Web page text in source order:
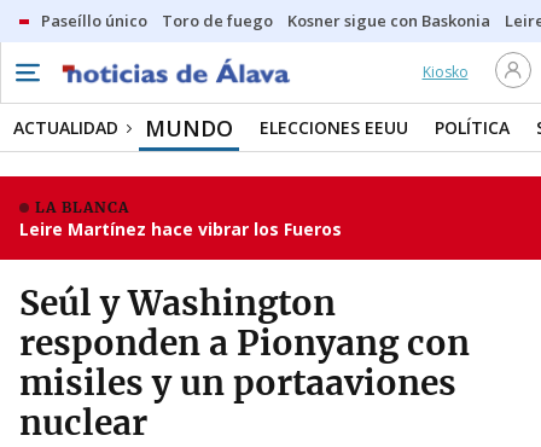
Paseíllo único Toro de fuego Kosner sigue con Baskonia
Kiosko
ACTUALIDAD MUNDO ELECCIONES EEUU POLÍTICA
LA BLANCA
Leire Martínez hace vibrar los Fueros
Seúl y Washington
responden a Pionyang con
misiles y un portaaviones
nuclear